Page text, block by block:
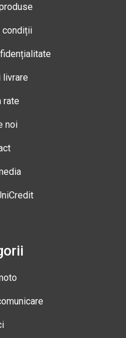
condiții
livrare
rate
noi